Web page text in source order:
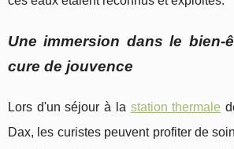
Une immersion dans le bien-
cure de jouvence
Lors d'un séjour à la station thermale
Dax, les curistes peuvent profiter de